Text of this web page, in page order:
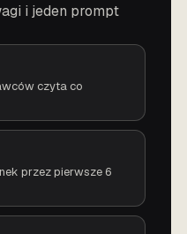
i jeden prompt
czyta co
przez pierwsze 6